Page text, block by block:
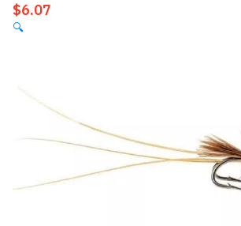
$6.07
🔍